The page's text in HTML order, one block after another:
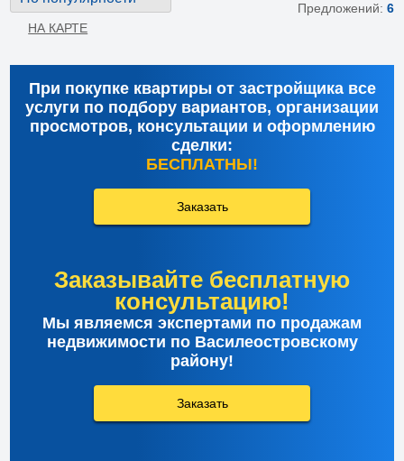
НА КАРТЕ
Предложений: 6
При покупке квартиры от застройщика все
услуги по подбору вариантов, организации
просмотров, консультации и оформлению
сделки:
БЕСПЛАТНЫ!
Заказать
Заказывайте бесплатную
консультацию!
Мы являемся экспертами по продажам
недвижимости по Василеостровскому
району!
Заказать